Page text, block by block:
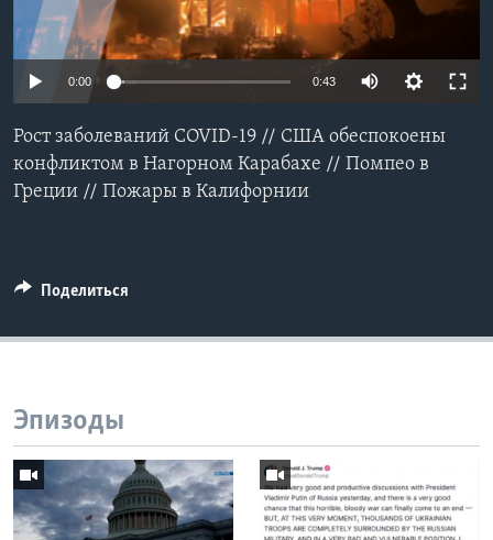
Learning English
Языки
0:00 0:43
Рост заболеваний COVID-19 // США обеспокоены
конфликтом в Нагорном Карабахе // Помпео в
Греции // Пожары в Калифорнии
Поделиться
Эпизоды